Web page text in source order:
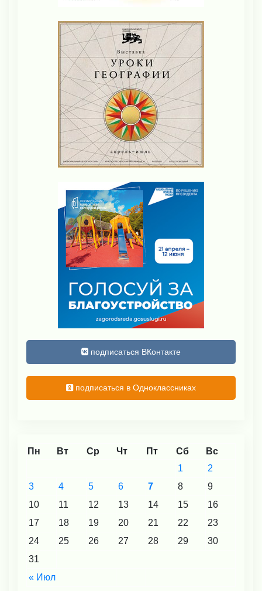
подписаться ВКонтакте
подписаться в Одноклассниках
Пн Вт Ср Чт Пт Сб Вс
« Июл
1
2
3
4 5 6 7 8
9
10
11 12 13 14 15
16
17
18 19 20 21 22
23
24
25 26 27 28 29
30
31